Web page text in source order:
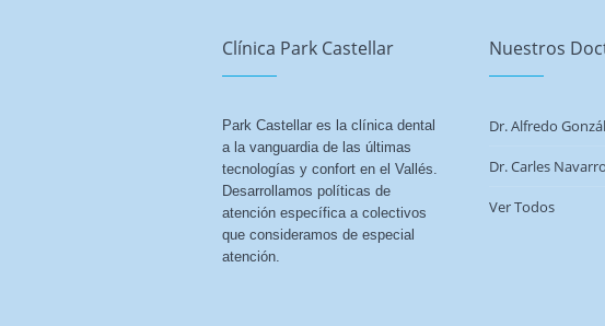
Clínica Park Castellar
Park Castellar es la clínica dental
a la vanguardia de las últimas
tecnologías y confort en el Vallés.
Desarrollamos políticas de
atención específica a colectivos
que consideramos de especial
atención.
Nuestros
Dr. Alfredo
Dr. Carles Navarro
Ver Todos